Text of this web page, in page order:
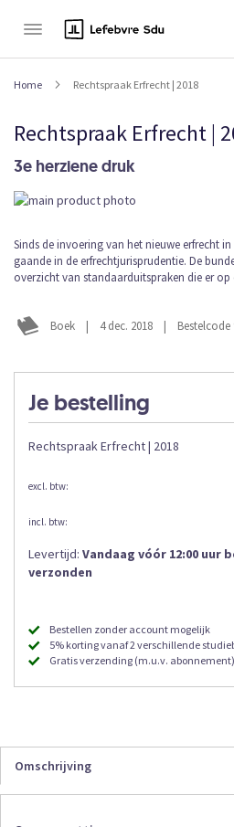
Home Rechtspraak Erfrecht | 2018
Rechtspraak Erfrecht |
3e herziene druk
Je bestelling
Rechtspraak Erfrecht | 2018
Levertijd: Vandaag vóór 12:00 uur
verzonden
Bestellen zonder account mogelijk
5% korting vanaf 2 verschillende
Gratis verzending (m.u.v. abonnement)
Ga
het
einde
van
gallerijBoek | 4 dec. 2018 | Bestelcode
Ga
naar
het
van
de
gallerij
Sinds de invoering van het nieuwe erfrecht
gaande in de erfrechtjurisprudentie. De
overzicht van standaarduitspraken die er op
Omschrijving